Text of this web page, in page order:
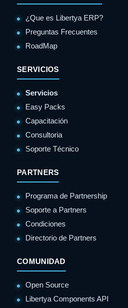
¿Que es Libertya ERP?
Preguntas Frecuentes
RoadMap
SERVICIOS
Servicios
Easy Packs
Capacitación
Consultoria
Soporte Técnico
PARTNERS
Programa de Partnership
Soporte a Partners
Condiciones
Directorio de Partners
COMUNIDAD
Open Source
Libertya Components API